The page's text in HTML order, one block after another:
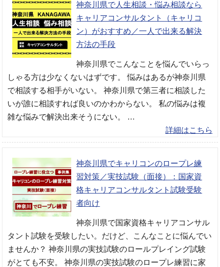
神奈川県で人生相談・悩み相談なら
キャリアコンサルタント（キャリコ
ン）がおすすめ／一人で出来る解決
方法の手段
神奈川県でこんなことを悩んでいらっ
しゃる方は少なくないはずです。 悩みはあるが神奈川県
で相談する相手がいない。 神奈川県で第三者に相談した
いが誰に相談すれば良いのかわからない。 私の悩みは複
雑な悩みで解決出来そうにない。 …
詳細はこちら
神奈川県でキャリコンのロープレ練
習対策／実技試験（面接）：国家資
格キャリアコンサルタント試験受験
者向け
神奈川県で国家資格キャリアコンサル
タント試験を受験したい。だけど、こんなことに悩んでい
ませんか？ 神奈川県の実技試験のロールプレイング試験
がとても不安。 神奈川県の実技試験のロープレ練習に家